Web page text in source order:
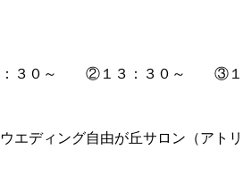
：３０～ ②１３：３０～ ③１
ィング自由が丘サロン（アトリ